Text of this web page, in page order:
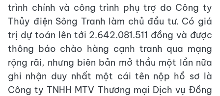
trình chính và công trình phụ trợ do Công ty
Thủy điện Sông Tranh làm chủ đầu tư. Có giá
trị dự toán lên tới 2.642.081.511 đồng và được
thông báo chào hàng cạnh tranh qua mạng
rộng rãi, nhưng biên bản mở thầu một lần nữa
ghi nhận duy nhất một cái tên nộp hồ sơ là
Công ty TNHH MTV Thương mại Dịch vụ Đồng